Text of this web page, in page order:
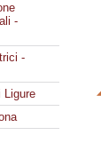
-
-
Ligure